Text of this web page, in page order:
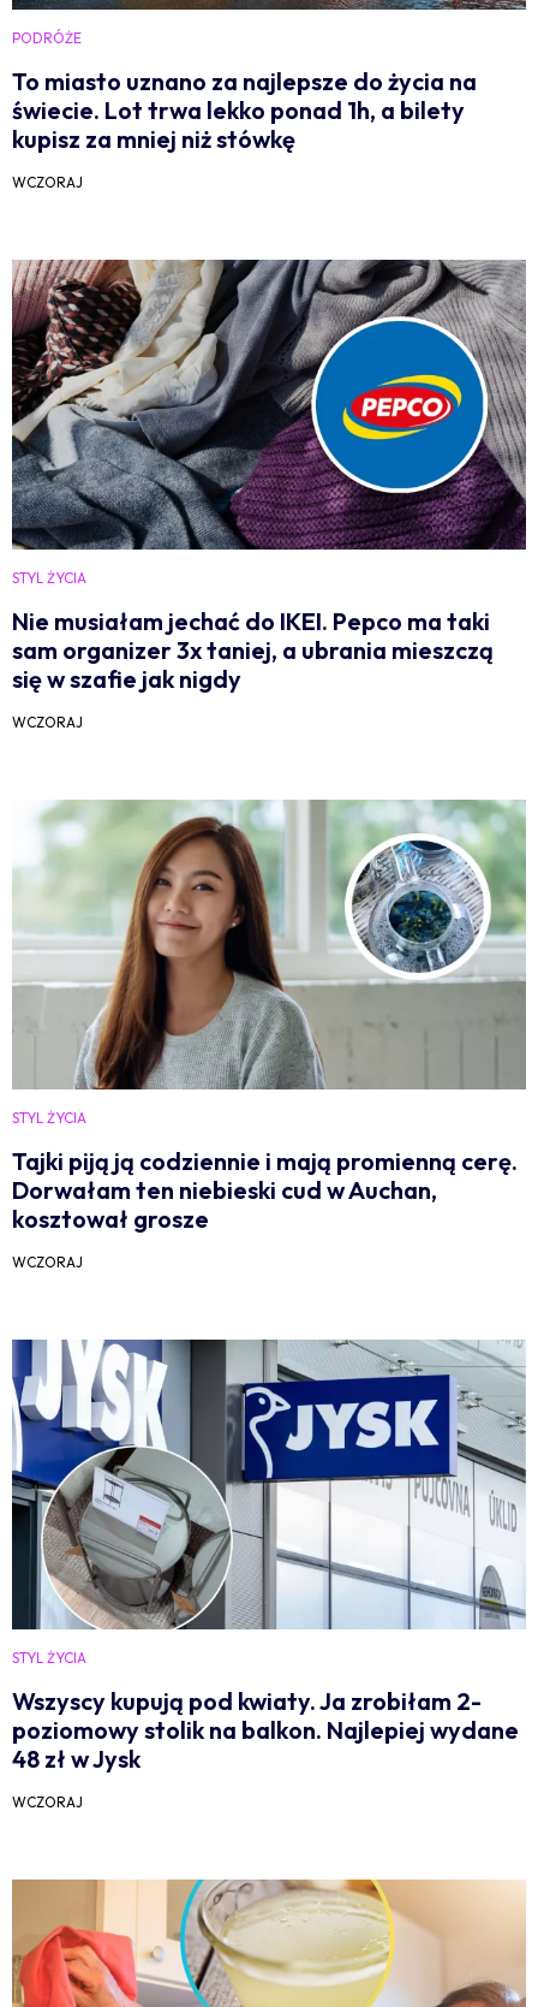
PODRÓŻE
To miasto uznano za najlepsze do życia na
świecie. Lot trwa lekko ponad 1h, a bilety
kupisz za mniej niż stówkę
WCZORAJ
STYL ŻYCIA
Nie musiałam jechać do IKEI. Pepco ma taki
sam organizer 3x taniej, a ubrania mieszczą
się w szafie jak nigdy
WCZORAJ
STYL ŻYCIA
Tajki piją ją codziennie i mają promienną cerę.
Dorwałam ten niebieski cud w Auchan,
kosztował grosze
WCZORAJ
STYL ŻYCIA
Wszyscy kupują pod kwiaty. Ja zrobiłam 2-
poziomowy stolik na balkon. Najlepiej wydane
48 zł w Jysk
WCZORAJ